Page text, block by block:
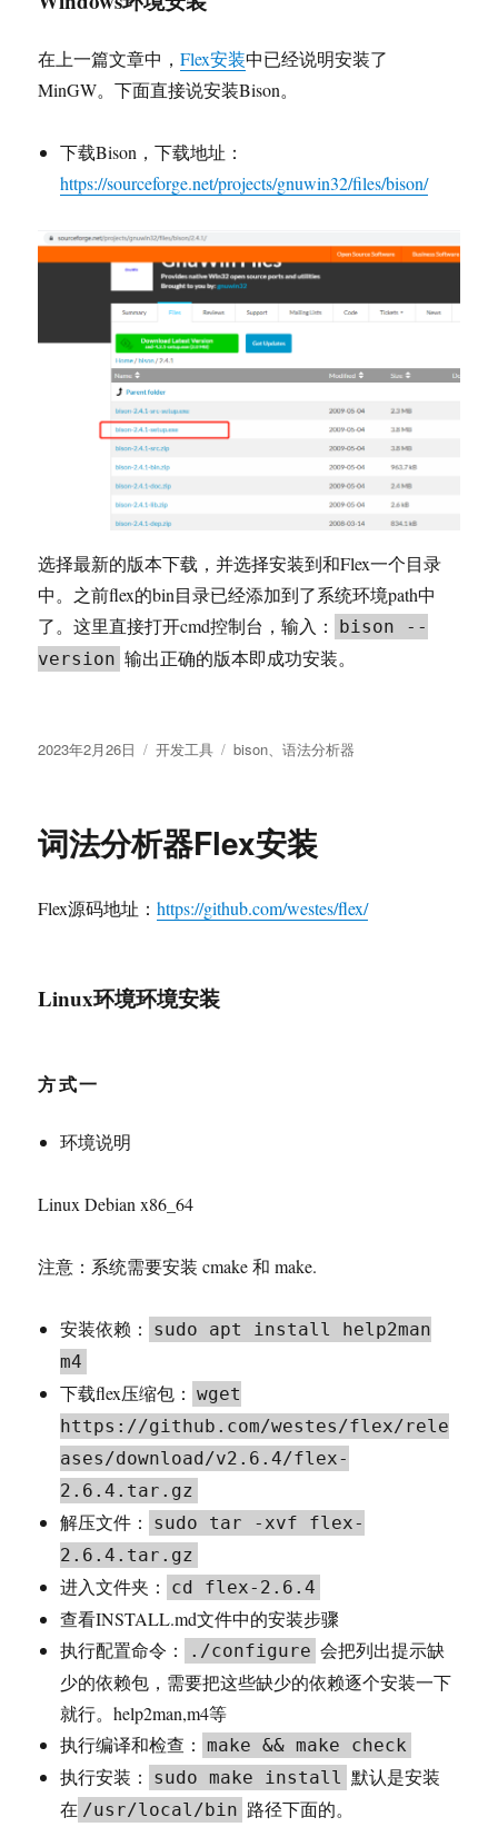
在上一篇文章中，Flex安装中已经说明安装了
MinGW。下面直接说安装Bison。
下载Bison，下载地址：
https://sourceforge.net/projects/gnuwin32/files/bison/
选择最新的版本下载，并选择安装到和Flex一个目录
中。之前flex的bin目录已经添加到了系统环境path中
了。这里直接打开cmd控制台，输入：
bison --
version 输出正确的版本即成功安装。
发
2023年2月26日
分
开发工具
标
bison、语法分析器
词法分析器Flex安装
Flex源码地址：https://github.com/westes/flex/
Linux环境环境安装
方式一
环境说明
Linux Debian x86_64
注意：系统需要安装 cmake 和 make.
安装依赖：
sudo apt install help2man
m4
下载flex压缩包：
wget
https://github.com/westes/flex/rele
ases/download/v2.6.4/flex-
2.6.4.tar.gz
解压文件：
sudo tar -xvf flex-
2.6.4.tar.gz
进入文件夹： cd flex-2.6.4
查看INSTALL.md文件中的安装步骤
执行配置命令：
./configure 会把列出提示缺
少的依赖包，需要把这些缺少的依赖逐个安装一下
就行。help2man,m4等
执行编译和检查：
make && make check
执行安装： sudo make install 默认是安装
在 /usr/local/bin 路径下面的。